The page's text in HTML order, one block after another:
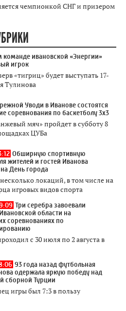
чемпионкой СНГ и призером
команде ивановской «Энергии»
игрок
«тигриц» будет выступать 17-
Тулинова
Уводи в Иванове состоятся
соревнования по баскетболу 3x3
мяч» пройдет в субботу 8
ЦУБа
Обширную спортивную
жителей и гостей Иванова
День города
локаций, в том числе на
игровых видов спорта
Три серебра завоевали
области на
соревнованиях по
с 30 июля по 2 августа в
93 года назад футбольная
одержала яркую победу над
сборной Турции
игры был 7:3 в пользу